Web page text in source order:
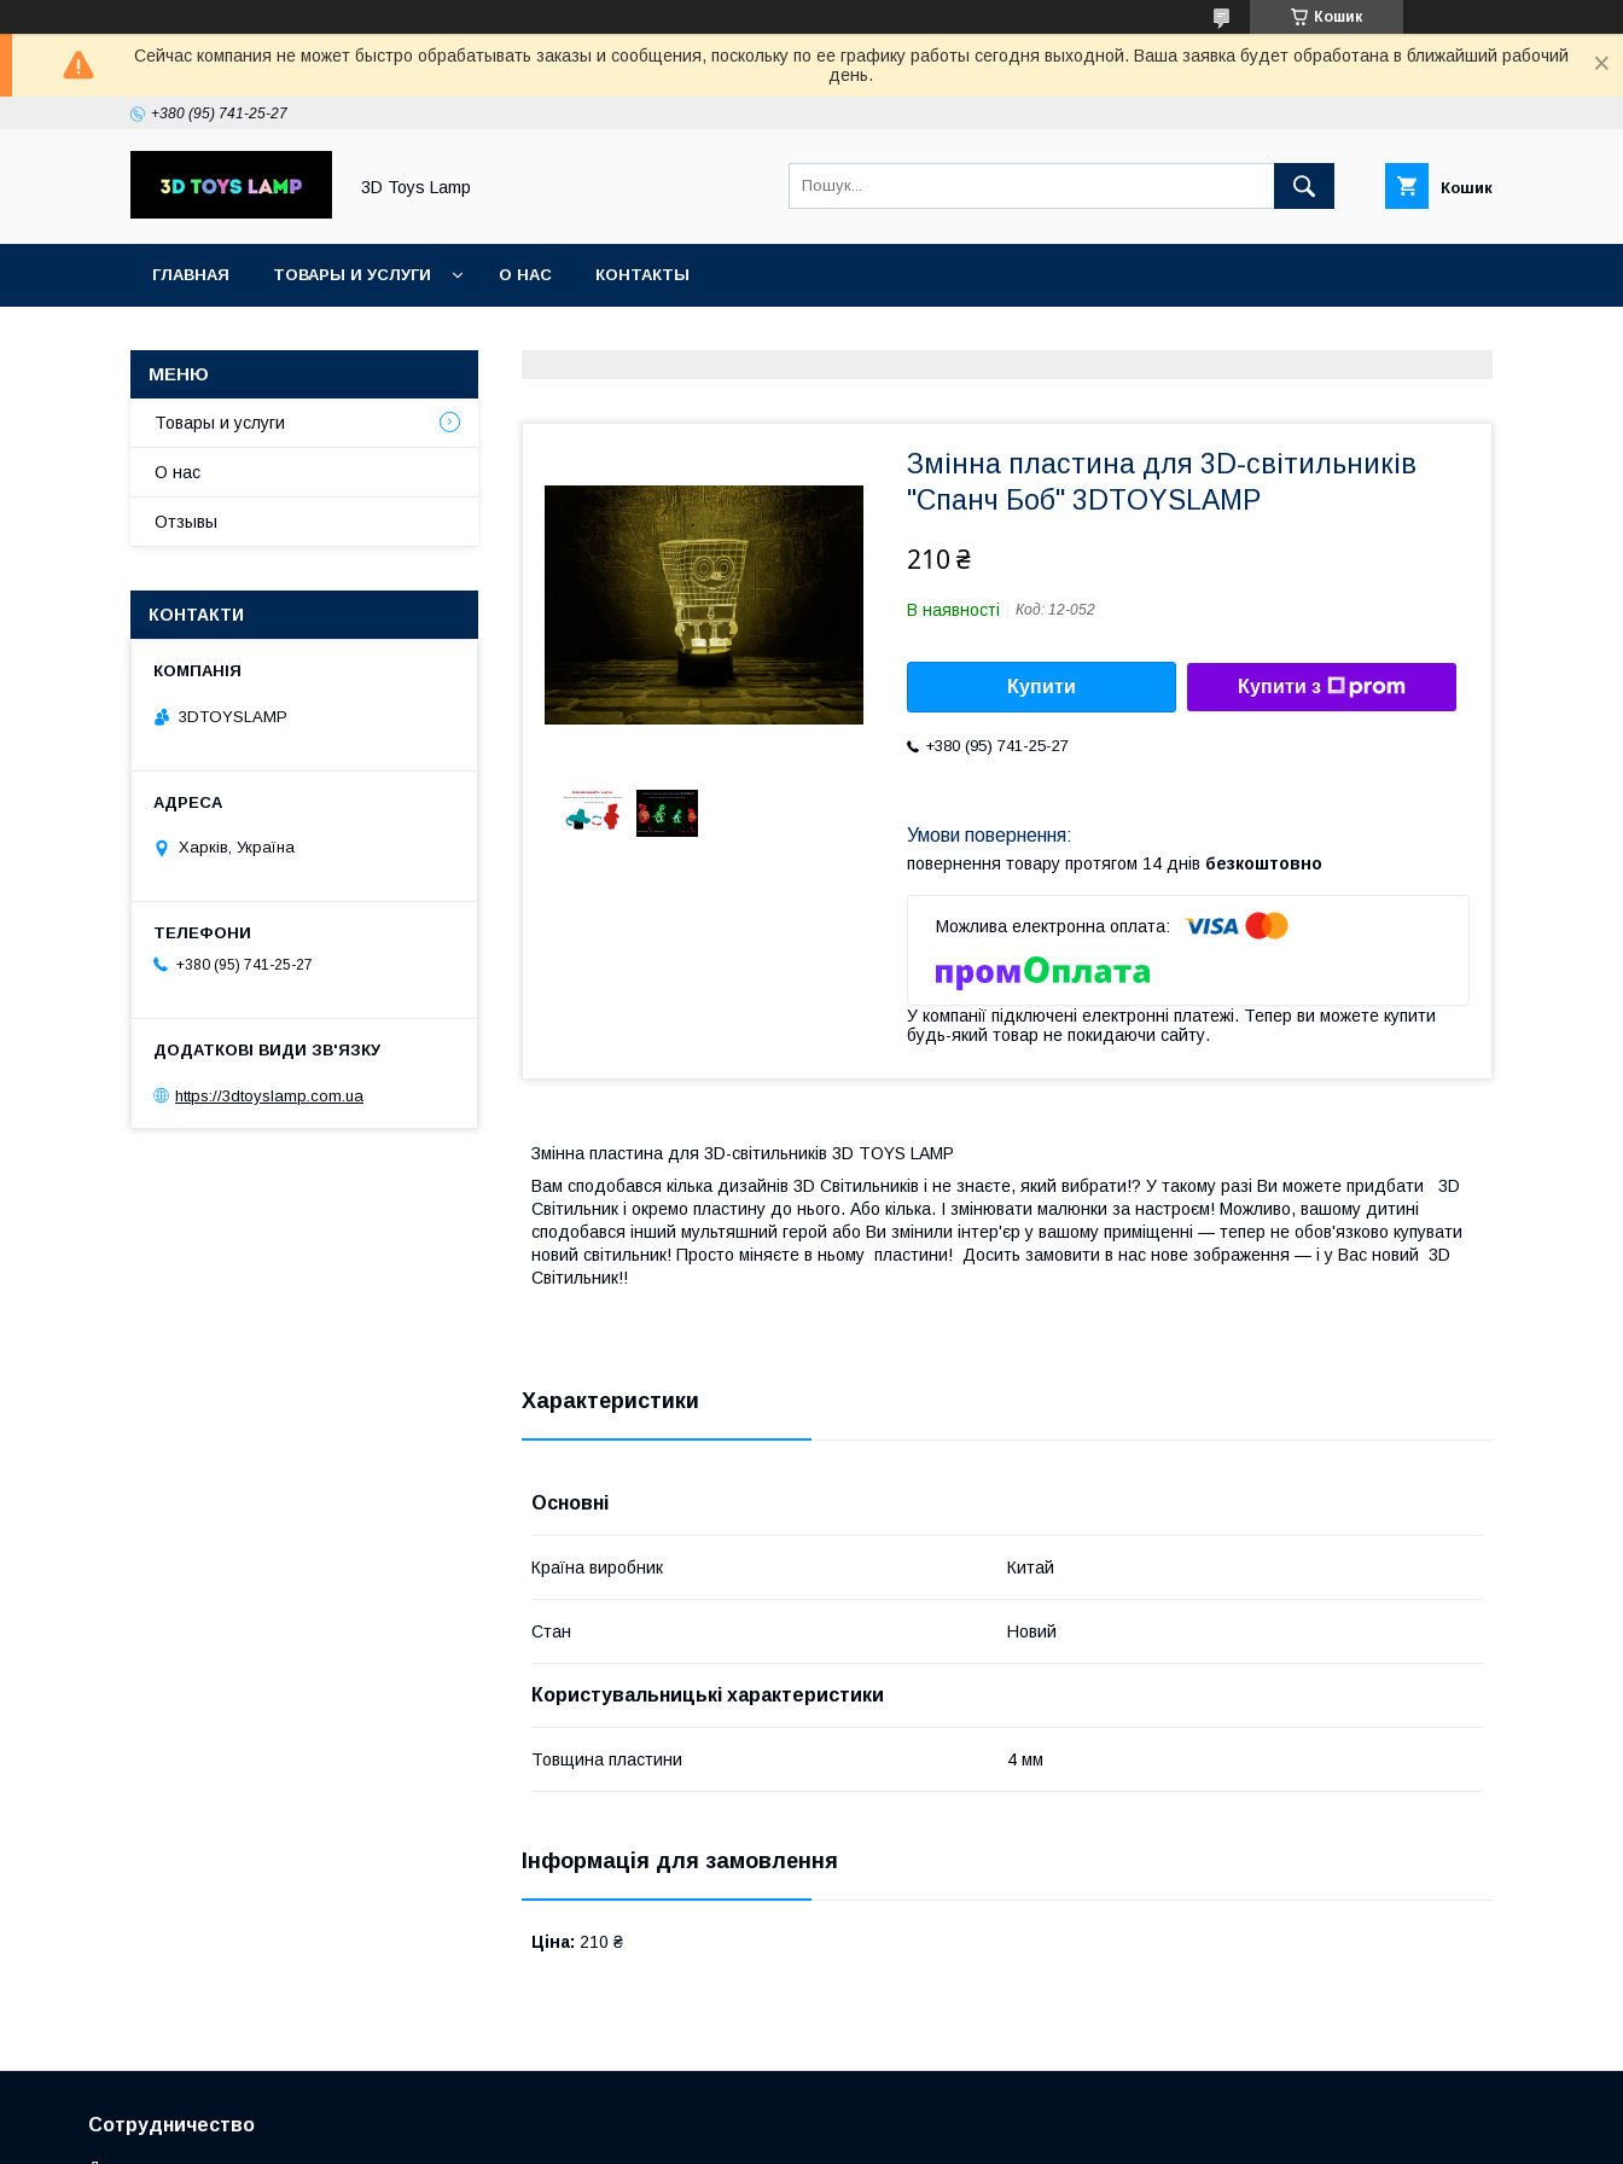
Кошик
Сейчас компания не может быстро обрабатывать заказы и сообщения, поскольку по ее графику работы сегодня выходной. Ваша заявка будет обработана в ближайший рабочий
день.
+380 (95) 741-25-27
3D Toys Lamp Кошик
ГЛАВНАЯ ТОВАРЫ И УСЛУГИ О НАС КОНТАКТЫ
Змінна пластина для 3D-світильників
"Спанч Боб" 3DTOYSLAMP
210 ₴
В наявності Код: 12-052
Купити Купити з
+380 (95) 741-25-27
повернення товару протягом 14 днів безкоштовно
У компанії підключені електронні платежі. Тепер ви можете купити
будь-який товар не покидаючи сайту.
Змінна пластина для 3D-світильників 3D TOYS LAMP
Вам сподобався кілька дизайнів 3D Світильників і не знаєте, який вибрати!? У такому разі Ви можете придбати 3D
Світильник і окремо пластину до нього. Або кілька. І змінювати малюнки за настроєм! Можливо, вашому дитині
сподобався інший мультяшний герой або Ви змінили інтер'єр у вашому приміщенні — тепер не обов'язково купувати
новий світильник! Просто міняєте в ньому пластини! Досить замовити в нас нове зображення — і у Вас новий 3D
Світильник!!
Характеристики
Основні
Країна виробник Китай
Стан Новий
Користувальницькі характеристики
Товщина пластини 4 мм
Інформація для замовлення
Ціна: 210 ₴
Товары и услуги
О нас
Отзывы
КОНТАКТИ
3DTOYSLAMP
Харків, Україна
+380 (95) 741-25-27
https://3dtoyslamp.com.ua
Сотрудничество